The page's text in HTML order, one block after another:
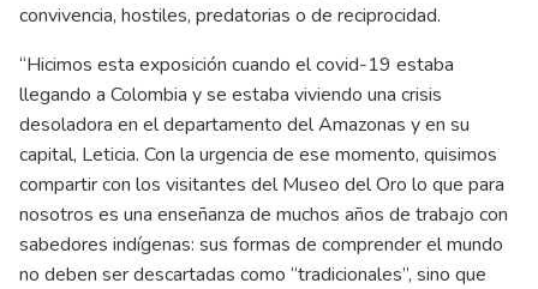
convivencia, hostiles, predatorias o de reciprocidad.
“Hicimos esta exposición cuando el covid-19 estaba
llegando a Colombia y se estaba viviendo una crisis
desoladora en el departamento del Amazonas y en su
capital, Leticia. Con la urgencia de ese momento, quisimos
compartir con los visitantes del Museo del Oro lo que para
nosotros es una enseñanza de muchos años de trabajo con
sabedores indígenas: sus formas de comprender el mundo
no deben ser descartadas como “tradicionales”, sino que